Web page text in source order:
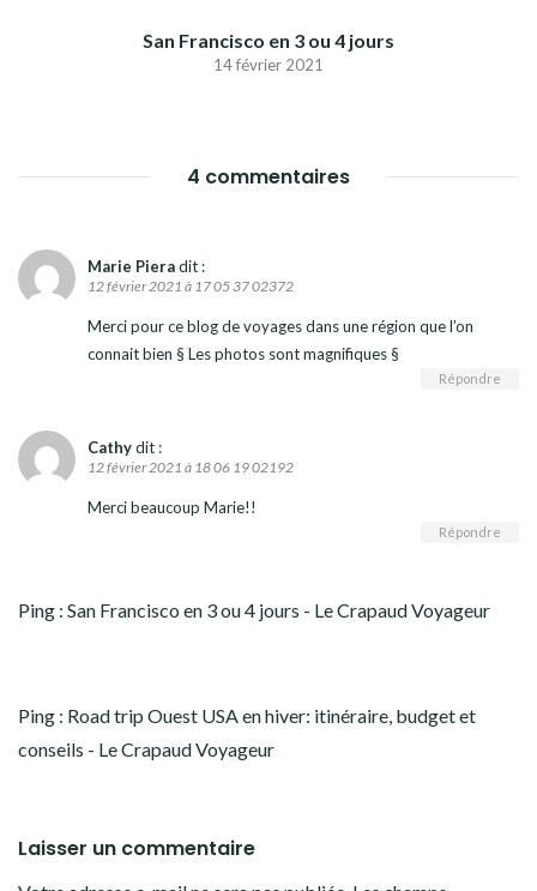
San Francisco en 3 ou 4 jours
14 février 2021
4 commentaires
Marie Pieradit :
12 février 2021 à 17 05 37 02372
Merci pour ce blog de voyages dans une région que l’on
connait bien § Les photos sont magnifiques §
Répondre
Cathydit :
12 février 2021 à 18 06 19 02192
Merci beaucoup Marie!!
Répondre
Ping : San Francisco en 3 ou 4 jours - Le Crapaud Voyageur
Ping : Road trip Ouest USA en hiver: itinéraire, budget et
conseils - Le Crapaud Voyageur
Laisser un commentaire